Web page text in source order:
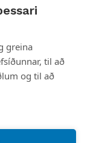
greina
til að
og til að